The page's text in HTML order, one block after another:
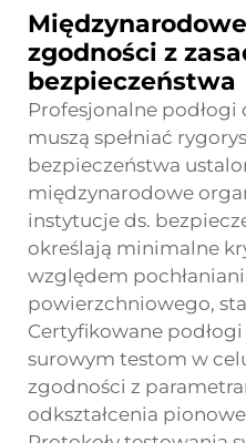
zgodności z
bezpieczeństwa
Profesjonalne
muszą spełniać
bezpieczeństwa
międzynarodowe
instytucje ds.
określają minimalne
względem
powierzchniowego,
Certyfikowane
surowym testom w
zgodności z
odkształcenia